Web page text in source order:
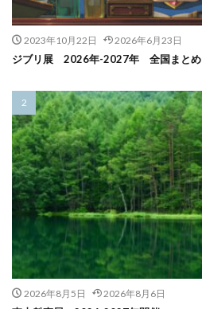
2023年10月22日 2026年6月23日
ジブリ展 2026年-2027年 全国まとめ
2026年8月5日 2026年8月6日